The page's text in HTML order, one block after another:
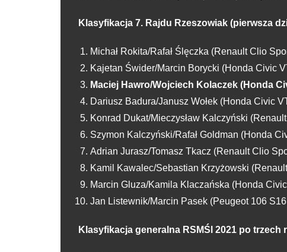
Klasyfikacja 7. Rajdu Rzeszowiak (pierwsza
Michał Rokita/Rafał Ślęczka (Renault Clio
Kajetan Świder/Marcin Borycki (Honda Civic
Maciej Hawro/Wojciech Kolaczek (Honda
Dariusz Badura/Janusz Wołek (Honda Civic
Konrad Dukat/Mieczysław Kalczyński
Szymon Kalczyński/Rafał Goldman (Honda
Adrian Jurasz/Tomasz Tkacz (Renault Clio
Kamil Kawalec/Sebastian Krzyżowski
Marcin Gluza/Kamila Klaczańska (Honda
Jan Listewnik/Marcin Pasek (Peugeot 106
Klasyfikacja generalna RSMŚl 2021 po trzech